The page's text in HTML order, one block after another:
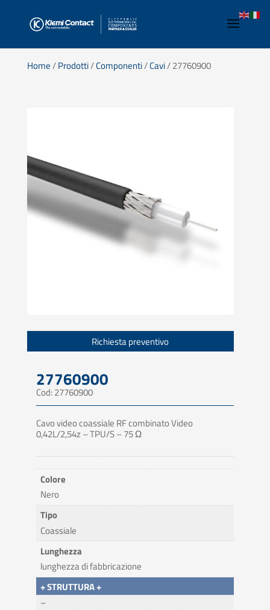
Home/Prodotti/Componenti/Cavi/ 27760900
Richiesta preventivo
27760900
Cod: 27760900
Cavo video coassiale RF combinato Video
0,42L/2,54z – TPU/S – 75 Ω
Colore
Nero
Tipo
Coassiale
Lunghezza
lunghezza di fabbricazione
+ STRUTTURA +
–